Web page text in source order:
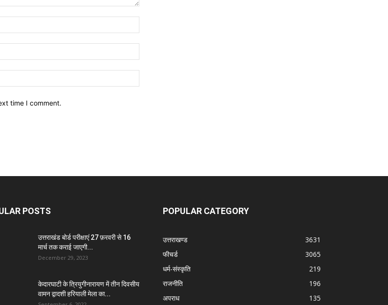
time I comment.
POSTS
उत्तराखंड बोर्ड परीक्षाएं 27 फ़रवरी से 16
मार्च तक कराई जाएगी...
December 29, 2023
केदारघाटी के त्रियुगीनारायण में तीन दिवसीय
वामन द्वादशी हरियाली मेला का...
POPULAR CATEGORY
उत्तराखण्ड
3631
फीचर्ड
3065
धर्म-संस्कृति
219
राजनीति
196
अपराध
135